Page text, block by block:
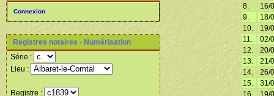
Connexion
Registres notaires - Numérisation
Série :
Lieu :
Registre :
8.
16/
9.
18/
10.
19/
11.
02/
12.
20/
13.
21/
14.
26/
15.
31/
16.
19/